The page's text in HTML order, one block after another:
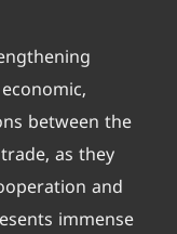
between the
as they
and
immense